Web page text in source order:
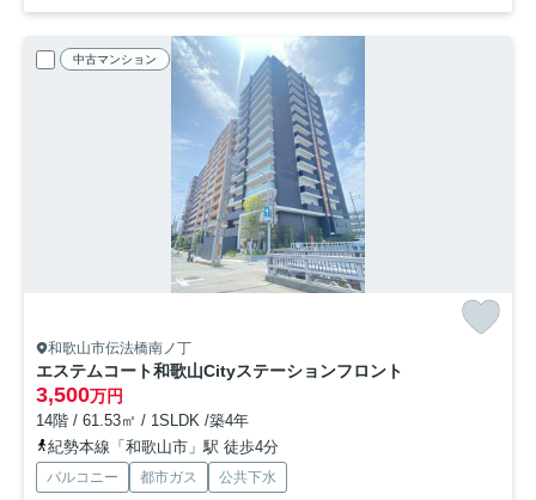
中古マンション
和歌山市伝法橋南ノ丁
エステムコート和歌山Cityステーションフロント
3,500万円
14階 / 61.53㎡ / 1SLDK /築4年
紀勢本線「和歌山市」駅 徒歩4分
バルコニー 都市ガス 公共下水